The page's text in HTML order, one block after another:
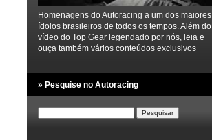
Homenagens do Autoracing a um dos maiores
ídolos brasileiros de todos os tempos. Além do
vídeo do Top Gear legendado por nós, leia e
ouça também vários conteúdos exclusivos
» Pesquise no Autoracing
por: